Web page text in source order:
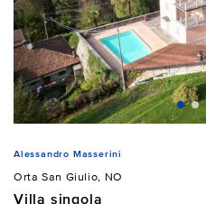
Alessandro Masserini
Orta San Giulio, NO
Villa singola